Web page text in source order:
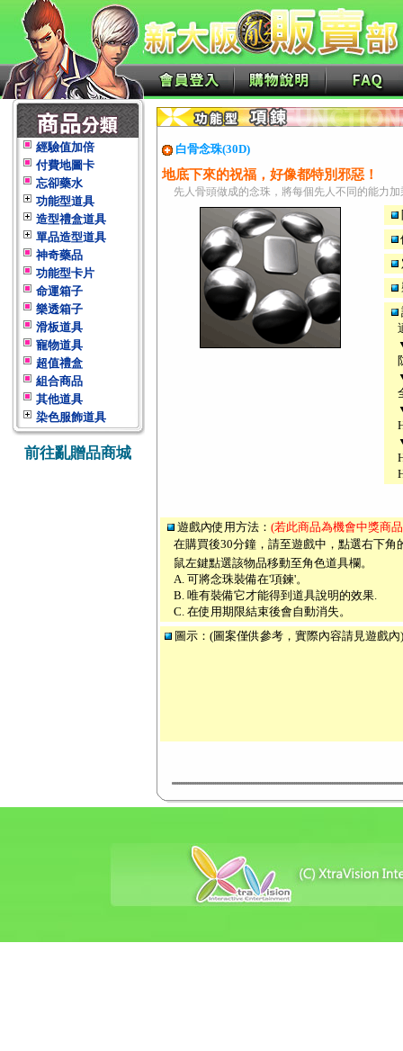
經驗值加倍
付費地圖卡
忘卻藥水
功能型道具
造型禮盒道具
單品造型道具
神奇藥品
功能型卡片
命運箱子
樂透箱子
滑板道具
寵物道具
超值禮盒
組合商品
其他道具
染色服飾道具
前往亂贈品商城
白骨念珠(30D)
地底下來的祝福，好像都特別邪惡！
先人骨頭做成的念珠，將每個先人不同的能力
遊戲內使用方法： (若此商品為機會中獎商
在購買後30分鐘，請至遊戲中，點選右下角
鼠左鍵點選該物品移動至角色道具欄。
A. 可將念珠裝備在'項鍊'。
B. 唯有裝備它才能得到道具說明的效果.
C. 在使用期限結束後會自動消失。
圖示：(圖案僅供參考，實際內容請見遊戲內)